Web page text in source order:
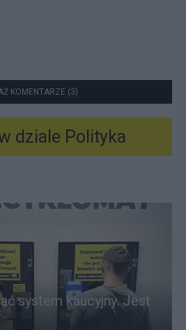
KOMENTARZE (3)
dziale Polityka
system kaucyjny. Jest